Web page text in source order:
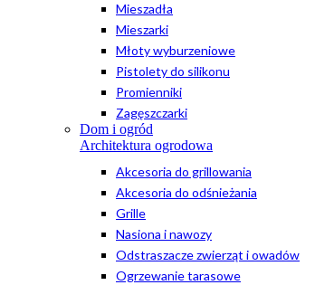
Mieszadła
Mieszarki
Młoty wyburzeniowe
Pistolety do silikonu
Promienniki
Zagęszczarki
Dom i ogród
Architektura ogrodowa
Akcesoria do grillowania
Akcesoria do odśnieżania
Grille
Nasiona i nawozy
Odstraszacze zwierząt i owadów
Ogrzewanie tarasowe